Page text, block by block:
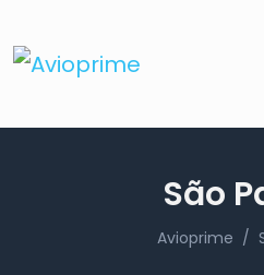
São
Avioprime